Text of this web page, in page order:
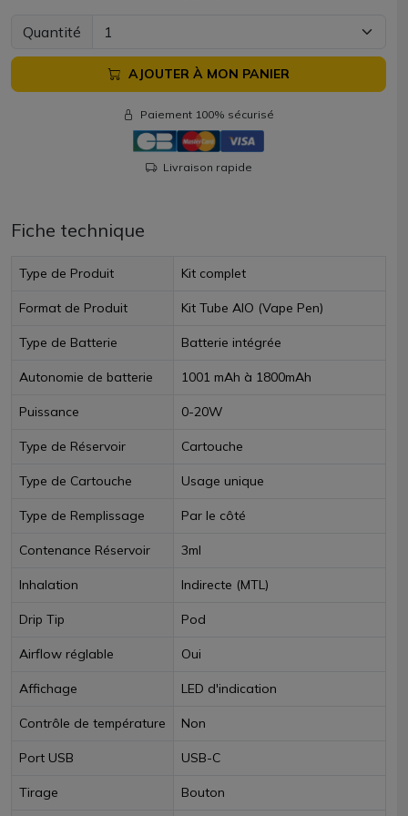
Quantité
AJOUTER À MON PANIER
Paiement 100% sécurisé
Livraison rapide
Fiche technique
Type de Produit Kit complet
Format de Produit Kit Tube AIO (Vape Pen)
Type de Batterie Batterie intégrée
Autonomie de batterie 1001 mAh à 1800mAh
Puissance 0-20W
Type de Réservoir Cartouche
Type de Cartouche Usage unique
Type de Remplissage Par le côté
Contenance Réservoir 3ml
Inhalation Indirecte (MTL)
Drip Tip Pod
Airflow réglable Oui
Affichage LED d'indication
Contrôle de température Non
Port USB USB-C
Tirage Bouton